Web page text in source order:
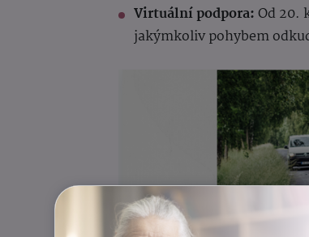
Virtuální podpora:Od 20.
jakýmkoliv pohybem